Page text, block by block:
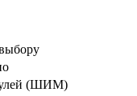
(ШИМ)